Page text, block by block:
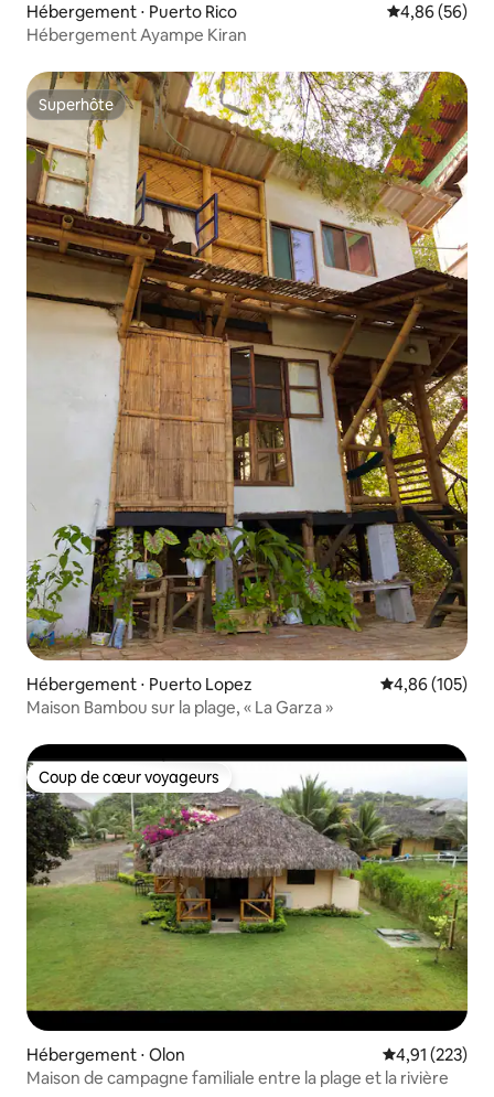
Hébergement ⋅ Puerto Rico Évaluation
4,86 (56)
Hébergement Ayampe Kiran
Superhôte
Superhôte
Hébergement ⋅ Puerto Lopez Évaluation
4,86 (105)
Maison Bambou sur la plage, « La Garza »
Coup de cœur voyageurs
Coup de cœur voyageurs
Hébergement ⋅ Olon Évaluation
4,91 (223)
Maison de campagne familiale entre la plage et la rivière